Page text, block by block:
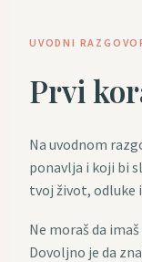
UVODNI
Prvi
Na uvodnom
ponavlja i koji bi
tvoj život, odluke
Ne moraš da
Dovoljno je da